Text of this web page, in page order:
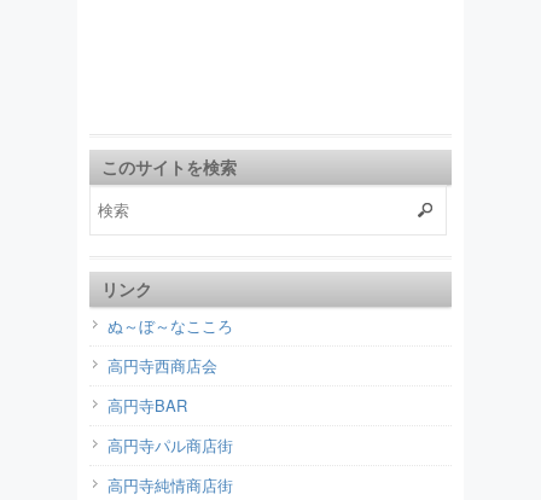
このサイトを検索
リンク
ぬ～ぼ～なこころ
高円寺西商店会
高円寺BAR
高円寺パル商店街
高円寺純情商店街